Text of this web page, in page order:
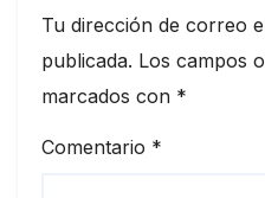
Tu dirección de correo
publicada. Los campos
marcados con *
Comentario *